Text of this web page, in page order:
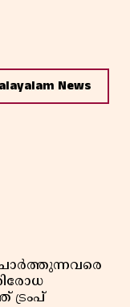
News
ട്രംപ്